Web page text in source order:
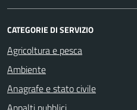
CATEGORIE DI SERVIZIO
Agricoltura e pesca
Ambiente
Anagrafe e stato civile